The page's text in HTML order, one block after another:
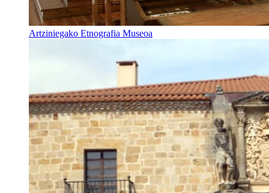
Artziniegako Etnografia Museoa